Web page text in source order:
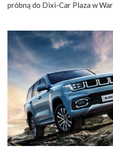
próbną do Dixi-Car Plaza w